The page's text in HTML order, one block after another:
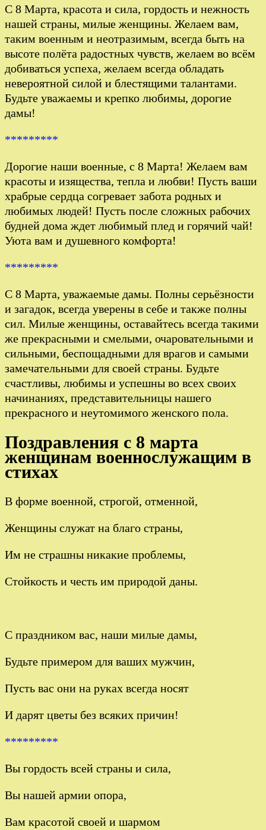
С 8 Марта, красота и сила, гордость и нежность
нашей страны, милые женщины. Желаем вам,
таким военным и неотразимым, всегда быть на
высоте полёта радостных чувств, желаем во всём
добиваться успеха, желаем всегда обладать
невероятной силой и блестящими талантами.
Будьте уважаемы и крепко любимы, дорогие
дамы!
*********
Дорогие наши военные, с 8 Марта! Желаем вам
красоты и изящества, тепла и любви! Пусть ваши
храбрые сердца согревает забота родных и
любимых людей! Пусть после сложных рабочих
будней дома ждет любимый плед и горячий чай!
Уюта вам и душевного комфорта!
*********
С 8 Марта, уважаемые дамы. Полны серьёзности
и загадок, всегда уверены в себе и также полны
сил. Милые женщины, оставайтесь всегда такими
же прекрасными и смелыми, очаровательными и
сильными, беспощадными для врагов и самыми
замечательными для своей страны. Будьте
счастливы, любимы и успешны во всех своих
начинаниях, представительницы нашего
прекрасного и неутомимого женского пола.
Поздравления с 8 марта
женщинам военнослужащим в
стихах
В форме военной, строгой, отменной,
Женщины служат на благо страны,
Им не страшны никакие проблемы,
Стойкость и честь им природой даны.
С праздником вас, наши милые дамы,
Будьте примером для ваших мужчин,
Пусть вас они на руках всегда носят
И дарят цветы без всяких причин!
*********
Вы гордость всей страны и сила,
Вы нашей армии опора,
Вам красотой своей и шармом